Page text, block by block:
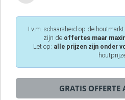
I.v.m. schaarsheid op de
zijn de offertes maar
Let op: alle prijzen zijn onder